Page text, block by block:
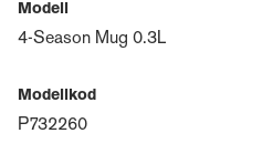
Modell
4-Season Mug 0.3L
Modellkod
P732260